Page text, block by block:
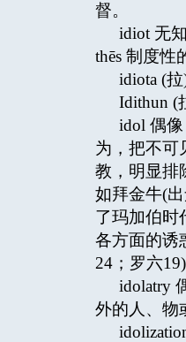
督。
idiot 无
thēs 制度性
idiota (
Idithun (
idol 偶
为，把不可
教，明显排
如拜金牛(
了玛加伯时
各方面的诱
24；罗六
idolatry
外的人、物